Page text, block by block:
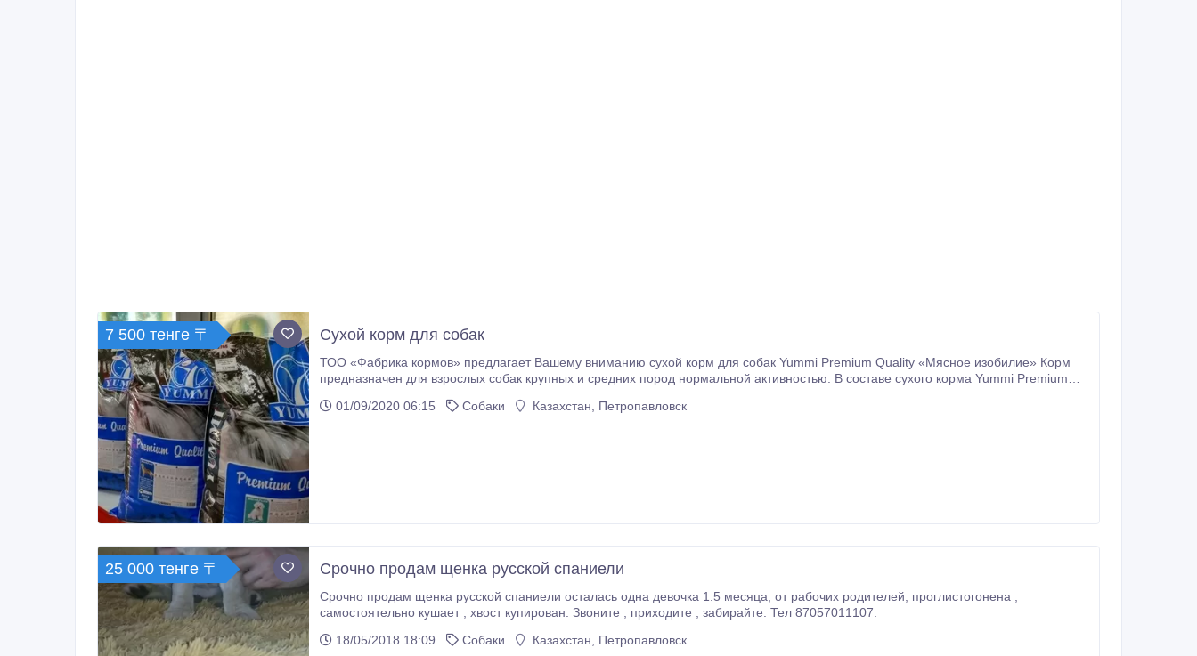
7 500 тенге 〒 Сухой корм для собак
ТОО «Фабрика кормов» предлагает Вашему вниманию сухой корм для собак Yummi Premium Quality «Мясное изобилие» Корм
предназначен для взрослых собак крупных и средних пород нормальной активностью. В составе сухого корма Yummi Premium
01/09/2020 06:15
Собаки Казахстан, Петропавловск
25 000 тенге 〒 Срочно продам щенка русской спаниели
Срочно продам щенка русской спаниели осталась одна девочка 1.5 месяца, от рабочих родителей, проглистогонена ,
самостоятельно кушает , хвост купирован. Звоните , приходите , забирайте. Тел 87057011107.
18/05/2018 18:09
Собаки Казахстан, Петропавловск